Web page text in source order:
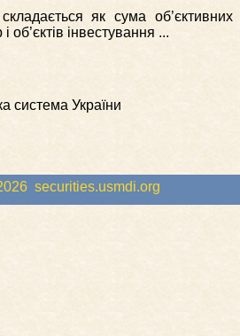
як сума
об’єктів інвестування ...
система України
securities.usmdi.org